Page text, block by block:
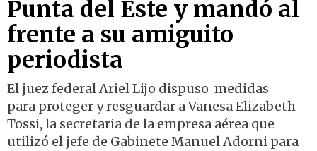
Punta del Este y mandó al
frente a su amiguito
periodista
El juez federal Ariel Lijo dispuso medidas
para proteger y resguardar a Vanesa Elizabeth
Tossi, la secretaria de la empresa aérea que
utilizó el jefe de Gabinete Manuel Adorni para